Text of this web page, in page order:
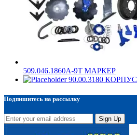
509.046.1860А-9Т МАРКЕР
90.00.3180 КОРПУС
Подпишитесь на рассылку
Sign Up